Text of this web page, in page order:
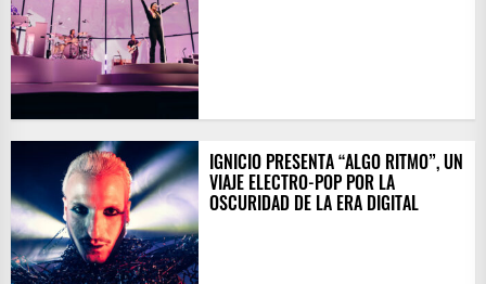
IGNICIO PRESENTA “ALGO RITMO”, UN
VIAJE ELECTRO-POP POR LA
OSCURIDAD DE LA ERA DIGITAL